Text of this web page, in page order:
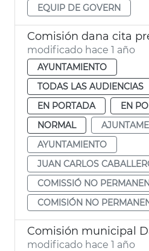
EQUIP DE GOVERN
Comisión dana cita
modificado hace 1 año
AYUNTAMIENTO
TODAS LAS AUDIENCIAS
EN PORTADA
EN
NORMAL
AYUNTAMIENTO
JUAN CARLOS
COMISSIÓ NO
COMISIÓN NO
modificado hace 1 año